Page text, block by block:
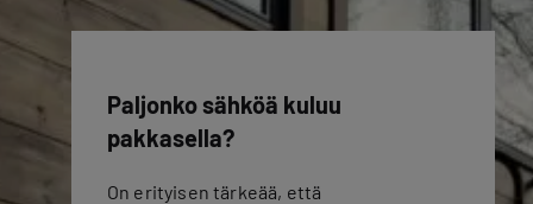
Paljonko sähköä kuluu
pakkasella?
On erityisen tärkeää, että